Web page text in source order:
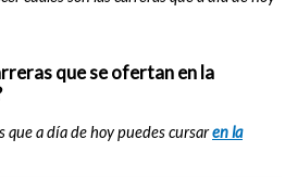
que se ofertan en la
que a día de hoy puedes cursaren la